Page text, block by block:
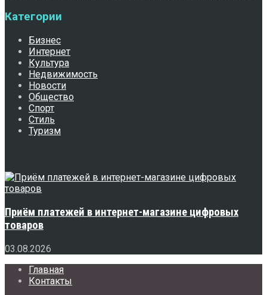
Категории
Бизнес
Интернет
Культура
Недвижимость
Новости
Общество
Спорт
Стиль
Туризм
Приём платежей в интернет-магазине цифровых
товаров
03.08.2026
Главная
Контакты